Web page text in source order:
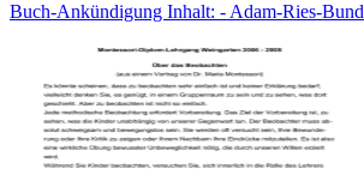
Buch-Ankündigung Inhalt: - Adam-Ries-Bund